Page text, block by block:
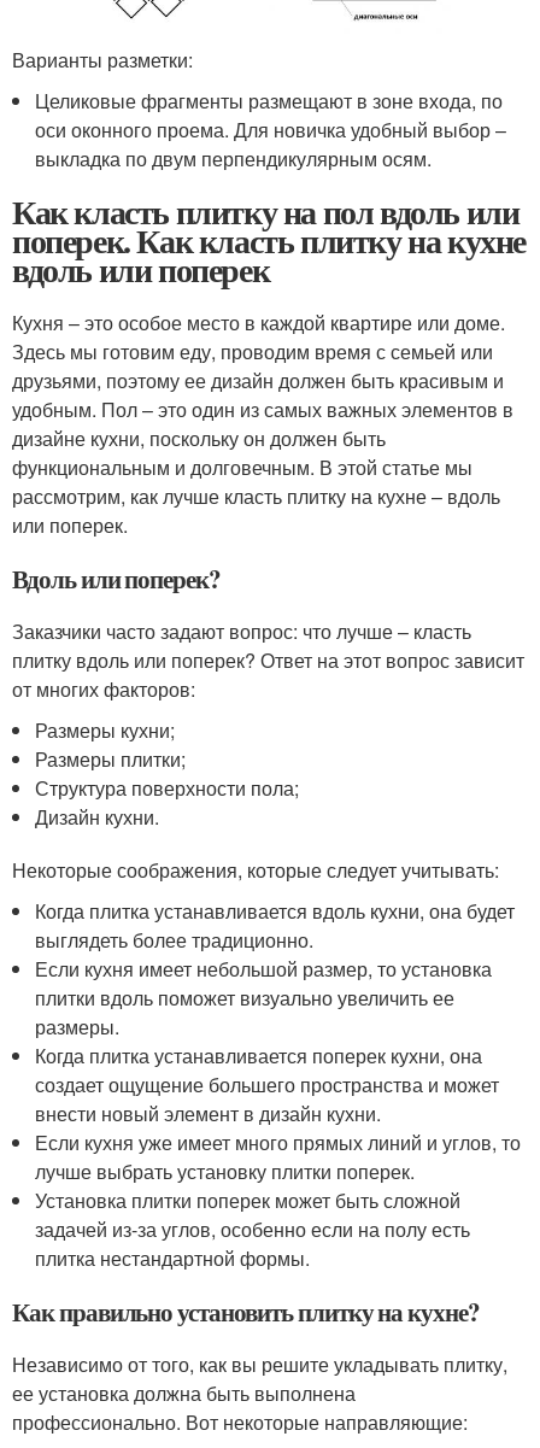
Варианты разметки:
Целиковые фрагменты размещают в зоне входа, по
оси оконного проема. Для новичка удобный выбор –
выкладка по двум перпендикулярным осям.
Как класть плитку на пол вдоль или
поперек. Как класть плитку на кухне
вдоль или поперек
Кухня – это особое место в каждой квартире или доме.
Здесь мы готовим еду, проводим время с семьей или
друзьями, поэтому ее дизайн должен быть красивым и
удобным. Пол – это один из самых важных элементов в
дизайне кухни, поскольку он должен быть
функциональным и долговечным. В этой статье мы
рассмотрим, как лучше класть плитку на кухне – вдоль
или поперек.
Вдоль или поперек?
Заказчики часто задают вопрос: что лучше – класть
плитку вдоль или поперек? Ответ на этот вопрос зависит
от многих факторов:
Размеры кухни;
Размеры плитки;
Структура поверхности пола;
Дизайн кухни.
Некоторые соображения, которые следует учитывать:
Когда плитка устанавливается вдоль кухни, она будет
выглядеть более традиционно.
Если кухня имеет небольшой размер, то установка
плитки вдоль поможет визуально увеличить ее
размеры.
Когда плитка устанавливается поперек кухни, она
создает ощущение большего пространства и может
внести новый элемент в дизайн кухни.
Если кухня уже имеет много прямых линий и углов, то
лучше выбрать установку плитки поперек.
Установка плитки поперек может быть сложной
задачей из-за углов, особенно если на полу есть
плитка нестандартной формы.
Как правильно установить плитку на кухне?
Независимо от того, как вы решите укладывать плитку,
ее установка должна быть выполнена
профессионально. Вот некоторые направляющие: